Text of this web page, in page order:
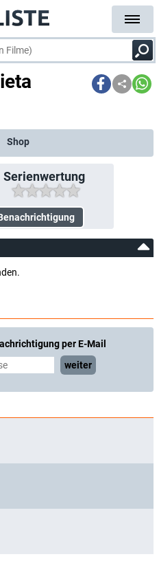
Shop
Serienwertung
per E-Mail
weiter